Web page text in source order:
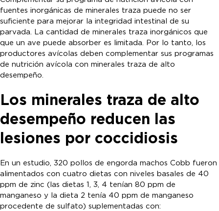
fuentes inorgánicas de minerales traza puede no ser
suficiente para mejorar la integridad intestinal de su
parvada. La cantidad de minerales traza inorgánicos que
que un ave puede absorber es limitada. Por lo tanto, los
productores avícolas deben complementar sus programas
de nutrición avícola con minerales traza de alto
desempeño.
Los minerales traza de alto
desempeño reducen las
lesiones por coccidiosis
En un estudio, 320 pollos de engorda machos Cobb fueron
alimentados con cuatro dietas con niveles basales de 40
ppm de zinc (las dietas 1, 3, 4 tenían 80 ppm de
manganeso y la dieta 2 tenía 40 ppm de manganeso
procedente de sulfato) suplementadas con: